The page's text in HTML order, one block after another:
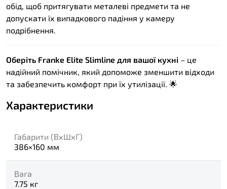
обід, щоб притягувати металеві предмети та не
допускати їх випадкового падіння у камеру
подрібнення.
Оберіть Franke Elite Slimline для вашої кухні – це
надійний помічник, який допоможе зменшити відходи
та забезпечить комфорт при їх утилізації. 🌟
Характеристики
Габарити (ВхШхГ)
386×160 мм
Вага
7.75 кг